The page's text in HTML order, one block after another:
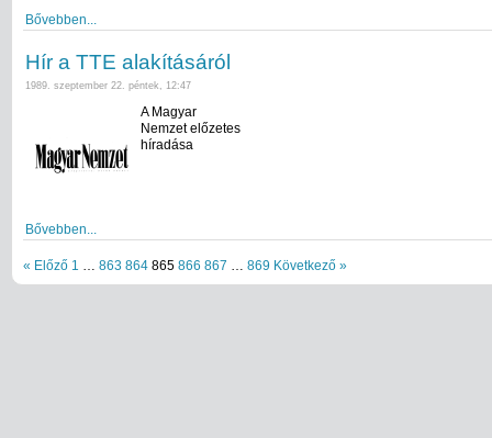
Bővebben...
Hír a TTE alakításáról
1989. szeptember 22. péntek, 12:47
A Magyar
Nemzet előzetes
híradása
Bővebben...
« Előző 1 863 864 865 866 867 869 Következő »